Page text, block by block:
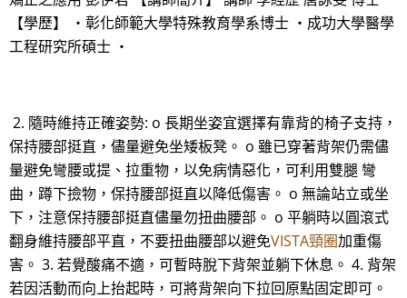
【學歷】 ・彰化師範大學特殊教育學系博士 ・成功大學醫學
工程研究所碩士 ・
2. 隨時維持正確姿勢: o 長期坐姿宜選擇有靠背的椅子支持，
保持腰部挺直，儘量避免坐矮板凳。 o 雖已穿著背架仍需儘
量避免彎腰或提、拉重物，以免病情惡化，可利用雙腿 彎
曲，蹲下撿物，保持腰部挺直以降低傷害。 o 無論站立或坐
下，注意保持腰部挺直儘量勿扭曲腰部。 o 平躺時以圓滾式
翻身維持腰部平直，不要扭曲腰部以避免VISTA頸圈加重傷
害。 3. 若覺酸痛不適，可暫時脫下背架並躺下休息。 4. 背架
若因活動而向上抬起時，可將背架向下拉回原點固定即可。